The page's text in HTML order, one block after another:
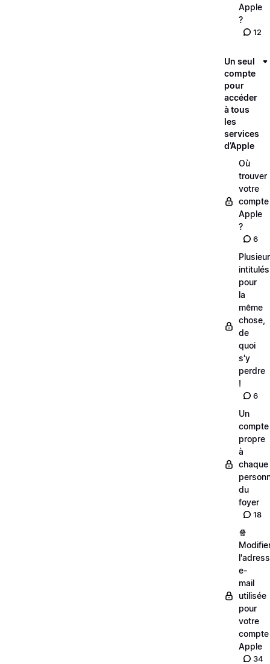
Apple
?
12
Un seul
compte
pour
accéder
à tous
les
services
d’Apple
Où
trouver
votre
compte
Apple
?
6
intitulés
pour
la
même
chose,
de
quoi
s'y
perdre
!
6
Un
compte
propre
à
chaque
du
foyer
18
🍿
e-
mail
utilisée
pour
votre
compte
Apple
34